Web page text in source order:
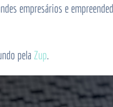
empresários e
pela Zup.